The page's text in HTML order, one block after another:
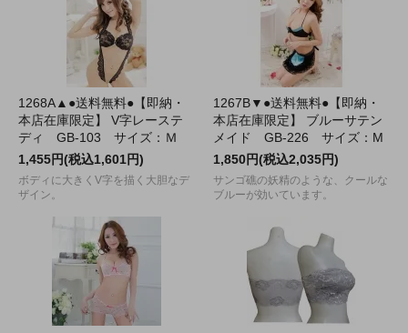
1268A▲●送料無料●【即納・
本店在庫限定】 V字レーステ
ディ GB-103 サイズ：Ｍ
1,455円(税込1,601円)
ボディに大きくV字を描く大胆なデ
ザイン。
1267B▼●送料無料●【即納・
本店在庫限定】 ブルーサテン
メイド GB-226 サイズ：M
1,850円(税込2,035円)
サンゴ礁の妖精のような、クールな
ブルーが効いています。